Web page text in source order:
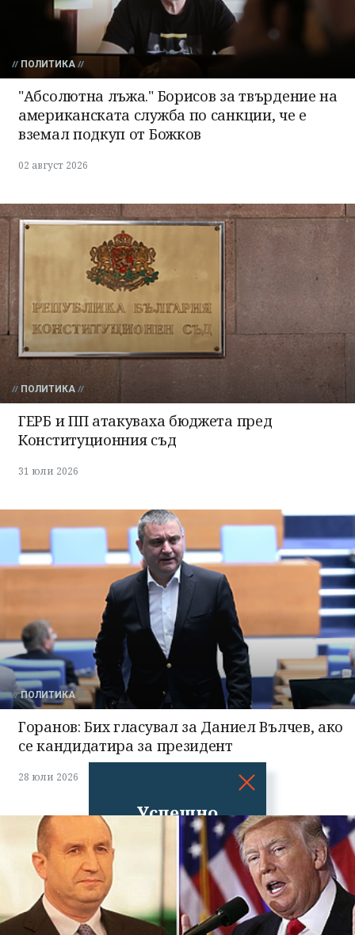
Успешно
излязохте от
профила си!
ПОЛИТИКА
"Абсолютна лъжа." Борисов за твърдение на
американската служба по санкции, че е
вземал подкуп от Божков
02 август 2026
ПОЛИТИКА
ГЕРБ и ПП атакуваха бюджета пред
Конституционния съд
31 юли 2026
ПОЛИТИКА
Горанов: Бих гласувал за Даниел Вълчев, ако
се кандидатира за президент
28 юли 2026